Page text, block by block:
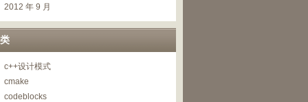
2012 年 9 月
c++设计模式
cmake
codeblocks